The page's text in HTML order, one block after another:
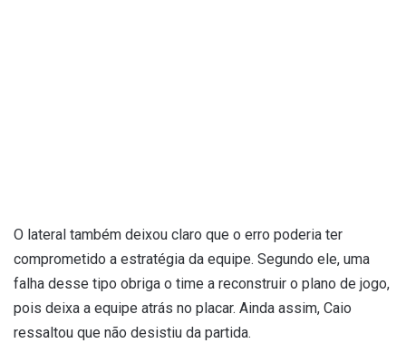
O lateral também deixou claro que o erro poderia ter
comprometido a estratégia da equipe. Segundo ele, uma
falha desse tipo obriga o time a reconstruir o plano de jogo,
pois deixa a equipe atrás no placar. Ainda assim, Caio
ressaltou que não desistiu da partida.